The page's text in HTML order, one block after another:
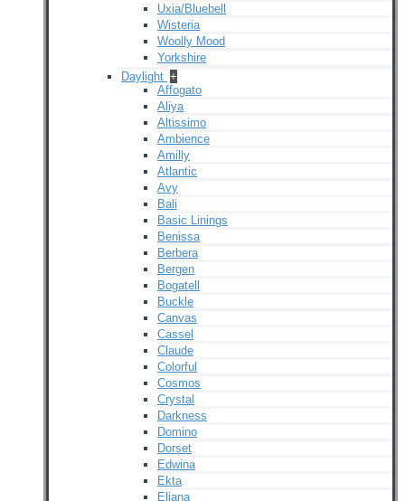
Uxia/Bluebell
Wisteria
Woolly Mood
Yorkshire
Daylight +
Affogato
Aliya
Altissimo
Ambience
Amilly
Atlantic
Avy
Bali
Basic Linings
Benissa
Berbera
Bergen
Bogatell
Buckle
Canvas
Cassel
Claude
Colorful
Cosmos
Crystal
Darkness
Domino
Dorset
Edwina
Ekta
Eliana